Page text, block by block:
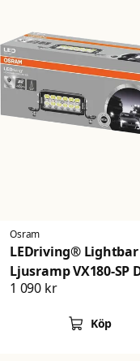
Osram
LEDriving® Lightbar
Ljusramp VX180-SP
1 090 kr
Köp